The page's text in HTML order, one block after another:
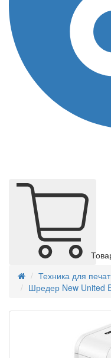
Техника для
Шредер New United